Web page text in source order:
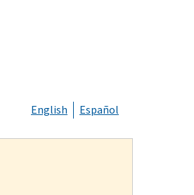
English Español